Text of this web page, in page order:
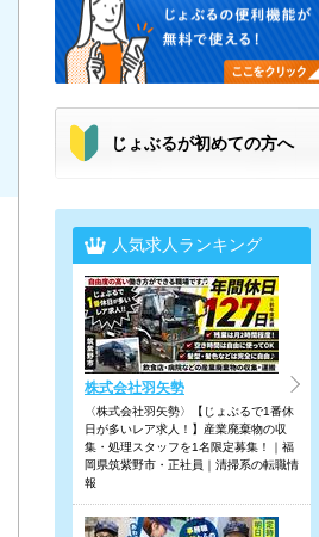
じょぶるが初めての方へ
人気求人ランキング
株式会社羽矢勢
〈株式会社羽矢勢〉【じょぶるで1番休
日が多いレア求人！】産業廃棄物の収
集・処理スタッフを1名限定募集！｜福
岡県筑紫野市・正社員｜清掃系の転職情
報